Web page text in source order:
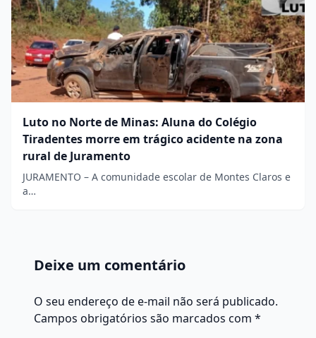
Luto no Norte de Minas: Aluna do Colégio
Tiradentes morre em trágico acidente na zona
rural de Juramento
JURAMENTO – A comunidade escolar de Montes Claros e
a…
Deixe um comentário
O seu endereço de e-mail não será publicado.
Campos obrigatórios são marcados com *